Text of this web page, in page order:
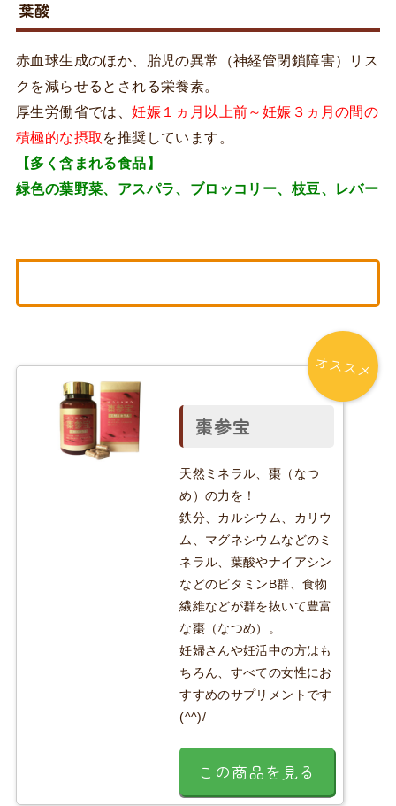
葉酸
赤血球生成のほか、胎児の異常（神経管閉鎖障害）リス
クを減らせるとされる栄養素。
厚生労働省では、妊娠１ヵ月以上前～妊娠３ヵ月の間の
積極的な摂取 を推奨しています。
【多く含まれる食品】
緑色の葉野菜、アスパラ、ブロッコリー、枝豆、レバー
棗参宝
天然ミネラル、棗（なつ
め）の力を！
鉄分、カルシウム、カリウ
ム、マグネシウムなどのミ
ネラル、葉酸やナイアシン
などのビタミンB群、食物
繊維などが群を抜いて豊富
な棗（なつめ）。
妊婦さんや妊活中の方はも
ちろん、すべての女性にお
すすめのサプリメントです
(^^)/
この商品を見る
オススメ